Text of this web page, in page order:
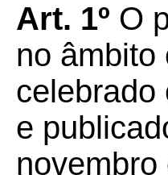
Art. 1º O
no âmbito
celebrado
e